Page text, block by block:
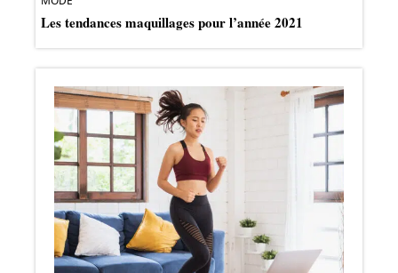
Les tendances maquillages pour l’année 2021